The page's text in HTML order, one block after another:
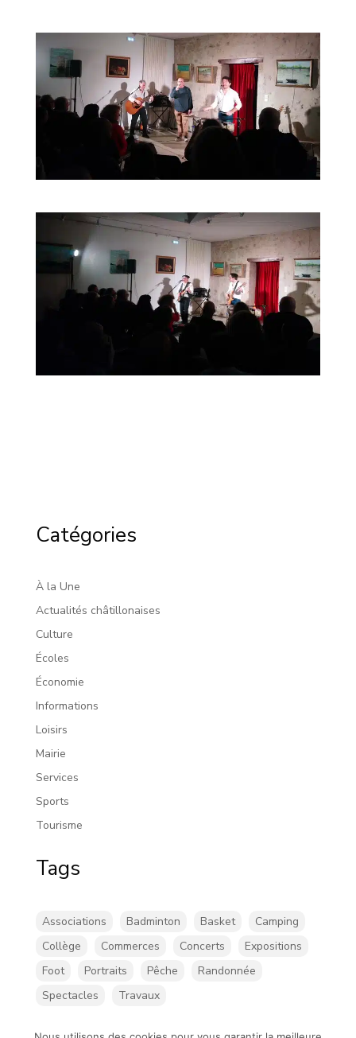
Catégories
À la Une
Actualités châtillonaises
Culture
Écoles
Économie
Informations
Loisirs
Mairie
Services
Sports
Tourisme
Tags
Associations Badminton Basket
Camping
Collège
Commerces Concerts
Expositions
Foot
Portraits Pêche
Randonnée
Spectacles
Travaux